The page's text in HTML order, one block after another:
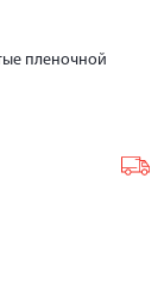
пленочной